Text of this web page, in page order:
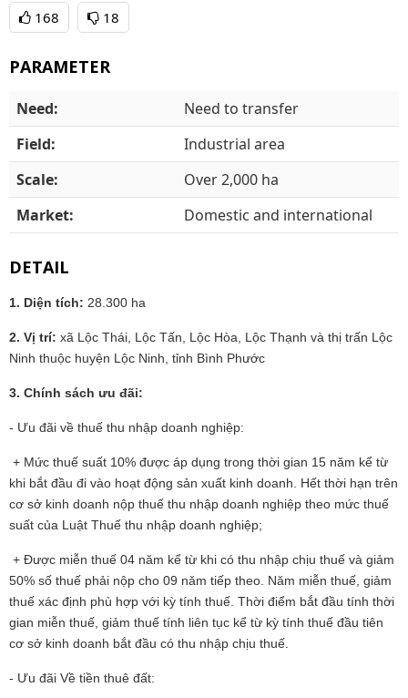
168 18
PARAMETER
Need:
Need to transfer
Field:
Industrial area
Scale:
Over 2,000 ha
Market:
Domestic and international
DETAIL
1. Diện tích: 28.300 ha
2. Vị trí: xã Lộc Thái, Lộc Tấn, Lộc Hòa, Lộc Thạnh và thị trấn Lộc
Ninh thuộc huyện Lộc Ninh, tỉnh Bình Phước
3. Chính sách ưu đãi:
- Ưu đãi về thuế thu nhập doanh nghiệp:
+ Mức thuế suất 10% được áp dụng trong thời gian 15 năm kể từ
khi bắt đầu đi vào hoạt động sản xuất kinh doanh. Hết thời hạn trên
cơ sở kinh doanh nộp thuế thu nhập doanh nghiệp theo mức thuế
suất của Luật Thuế thu nhập doanh nghiệp;
+ Được miễn thuế 04 năm kể từ khi có thu nhập chịu thuế và giảm
50% số thuế phải nộp cho 09 năm tiếp theo. Năm miễn thuế, giảm
thuế xác định phù hợp với kỳ tính thuế. Thời điểm bắt đầu tính thời
gian miễn thuế, giảm thuế tính liên tục kể từ kỳ tính thuế đầu tiên
cơ sở kinh doanh bắt đầu có thu nhập chịu thuế.
- Ưu đãi Về tiền thuê đất: